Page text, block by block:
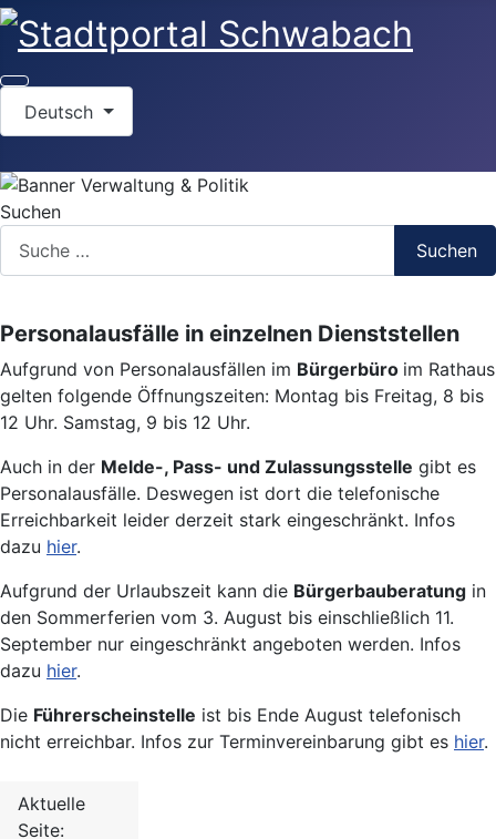
Deutsch
Suchen
Suchen
Personalausfälle in einzelnen Dienststellen
Aufgrund von Personalausfällen im Bürgerbüro im Rathaus
gelten folgende Öffnungszeiten: Montag bis Freitag, 8 bis
12 Uhr. Samstag, 9 bis 12 Uhr.
Auch in der Melde-, Pass- und Zulassungsstelle gibt es
Personalausfälle. Deswegen ist dort die telefonische
Erreichbarkeit leider derzeit stark eingeschränkt. Infos
dazu hier.
Aufgrund der Urlaubszeit kann die Bürgerbauberatung in
den Sommerferien vom 3. August bis einschließlich 11.
September nur eingeschränkt angeboten werden. Infos
dazu hier.
Die Führerscheinstelle ist bis Ende August telefonisch
nicht erreichbar. Infos zur Terminvereinbarung gibt es hier.
Aktuelle
Seite: